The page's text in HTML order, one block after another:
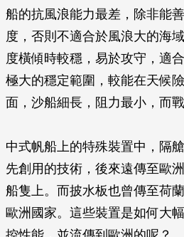
船的抗風浪能力最差，除非能
度，否則不適合於風浪大的海
度橫傾時較穩，易於攻守，適
極大的穩定範圍，較能在天候
面，沙船細長，阻力最小，而
中式帆船上的特殊裝置中，隔
先創用的技術，後來遠傳至歐
船隻上。而披水板也曾傳至荷
歐洲國家。這些裝置是如何大